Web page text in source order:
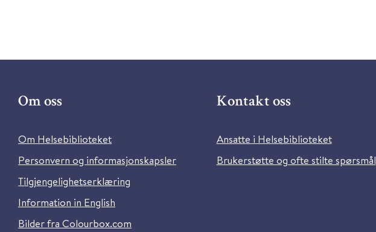
Om oss
Om Helsebiblioteket
Personvern og informasjonskapsler
Tilgjengelighetserklæring
Information in English
Bilder fra Colourbox.com
Kontakt oss
Ansatte i Helsebiblioteket
Brukerstøtte og ofte stilte spørsmål